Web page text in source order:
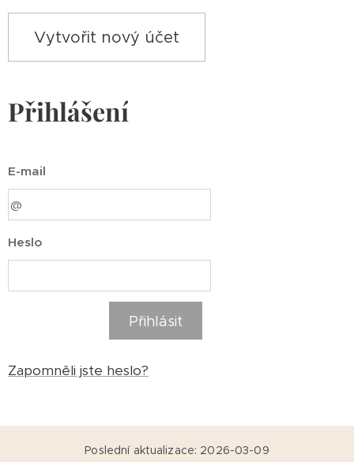
Vytvořit nový účet
Přihlášení
E-mail
Heslo
Přihlásit
Zapomněli jste heslo?
Poslední aktualizace: 2026-03-09